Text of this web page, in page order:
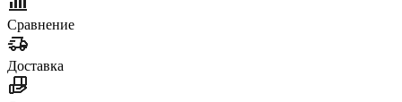
Сравнение
Доставка